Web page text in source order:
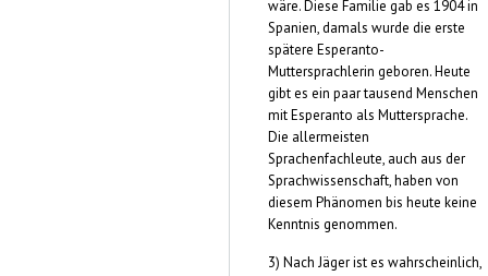
wäre. Diese Familie gab es 1904 in
Spanien, damals wurde die erste
spätere Esperanto-
Muttersprachlerin geboren. Heute
gibt es ein paar tausend Menschen
mit Esperanto als Muttersprache.
Die allermeisten
Sprachenfachleute, auch aus der
Sprachwissenschaft, haben von
diesem Phänomen bis heute keine
Kenntnis genommen.
3) Nach Jäger ist es wahrscheinlich,